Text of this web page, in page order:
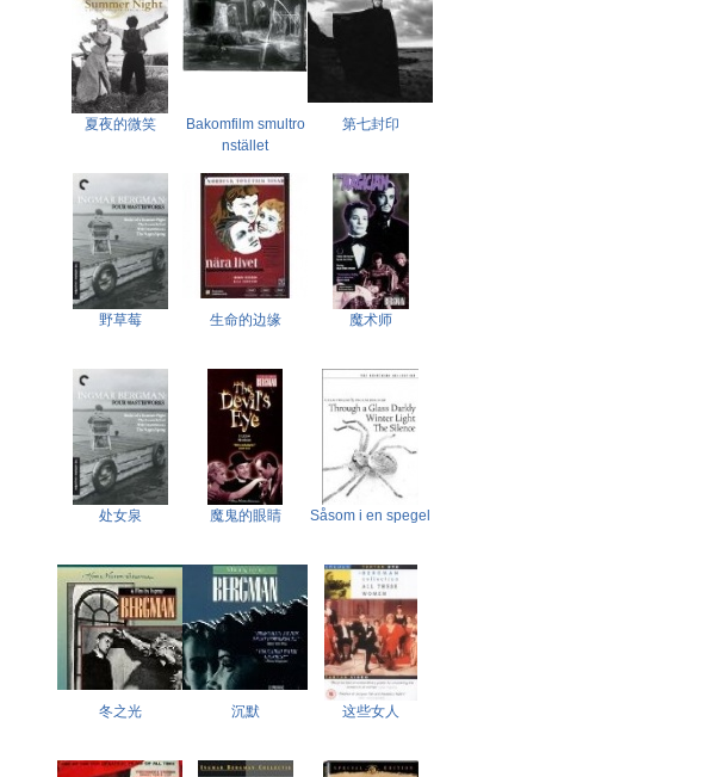
夏夜的微笑
Bakomfilm smultro
nstället
第七封印
野草莓 生命的边缘 魔术师
处女泉 魔鬼的眼睛 Såsom i en spegel
冬之光 沉默 这些女人